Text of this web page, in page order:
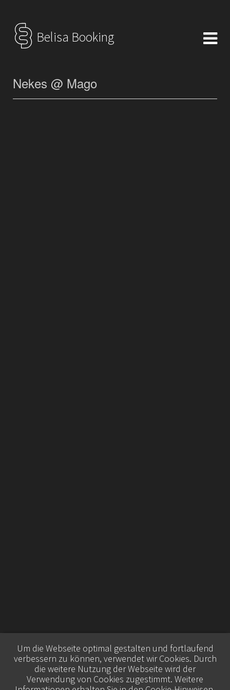
Belisa Booking
Nekes @ Mago
Um die Webseite optimal gestalten und fortlaufend
verbessern zu können, verwendet wir Cookies. Durch
die weitere Nutzung der Webseite wird der
Verwendung von Cookies zugestimmt. Weitere